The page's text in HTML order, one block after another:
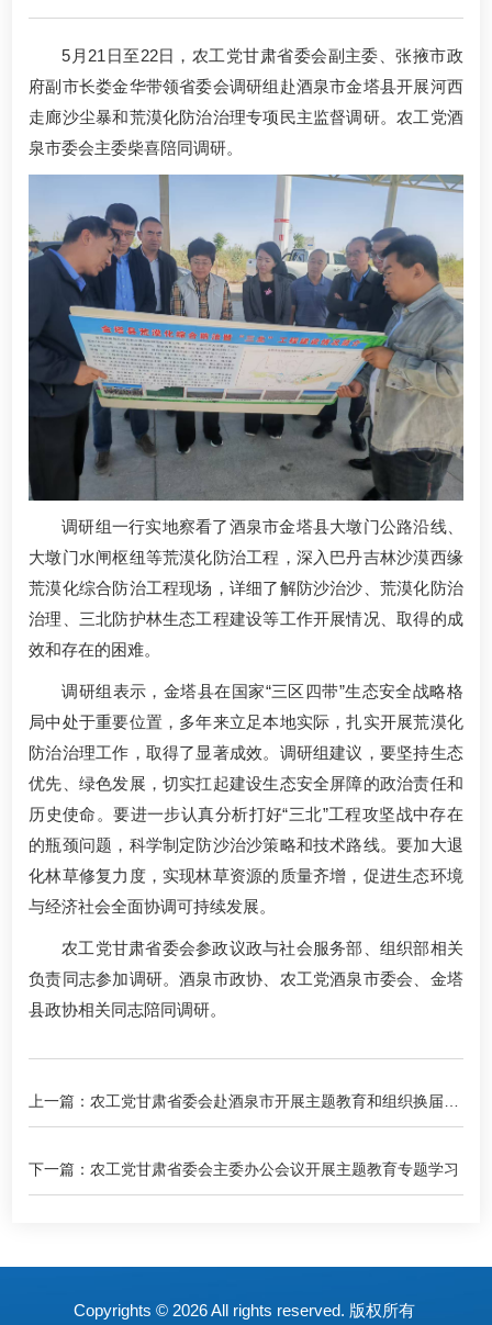
5月21日至22日，农工党甘肃省委会副主委、张掖市政
府副市长娄金华带领省委会调研组赴酒泉市金塔县开展河西
走廊沙尘暴和荒漠化防治治理专项民主监督调研。农工党酒
泉市委会主委柴喜陪同调研。
调研组一行实地察看了酒泉市金塔县大墩门公路沿线、
大墩门水闸枢纽等荒漠化防治工程，深入巴丹吉林沙漠西缘
荒漠化综合防治工程现场，详细了解防沙治沙、荒漠化防治
治理、三北防护林生态工程建设等工作开展情况、取得的成
效和存在的困难。
调研组表示，金塔县在国家“三区四带”生态安全战略格
局中处于重要位置，多年来立足本地实际，扎实开展荒漠化
防治治理工作，取得了显著成效。调研组建议，要坚持生态
优先、绿色发展，切实扛起建设生态安全屏障的政治责任和
历史使命。要进一步认真分析打好“三北”工程攻坚战中存在
的瓶颈问题，科学制定防沙治沙策略和技术路线。要加大退
化林草修复力度，实现林草资源的质量齐增，促进生态环境
与经济社会全面协调可持续发展。
农工党甘肃省委会参政议政与社会服务部、组织部相关
负责同志参加调研。酒泉市政协、农工党酒泉市委会、金塔
县政协相关同志陪同调研。
上一篇：农工党甘肃省委会赴酒泉市开展主题教育和组织换届工
作督导调研
下一篇：农工党甘肃省委会主委办公会议开展主题教育专题学习
Copyrights © 2026 All rights reserved. 版权所有